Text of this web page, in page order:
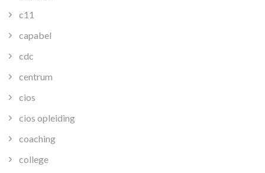
c11
capabel
cdc
centrum
cios
cios opleiding
coaching
college